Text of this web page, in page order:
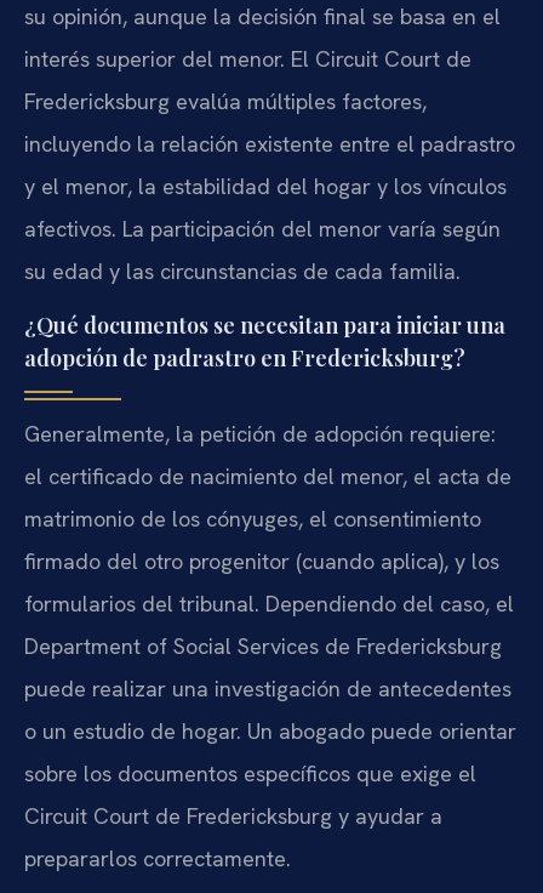
su opinión, aunque la decisión final se basa en el
interés superior del menor. El Circuit Court de
Fredericksburg evalúa múltiples factores,
incluyendo la relación existente entre el padrastro
y el menor, la estabilidad del hogar y los vínculos
afectivos. La participación del menor varía según
su edad y las circunstancias de cada familia.
¿Qué documentos se necesitan para iniciar una
adopción de padrastro en Fredericksburg?
Generalmente, la petición de adopción requiere:
el certificado de nacimiento del menor, el acta de
matrimonio de los cónyuges, el consentimiento
firmado del otro progenitor (cuando aplica), y los
formularios del tribunal. Dependiendo del caso, el
Department of Social Services de Fredericksburg
puede realizar una investigación de antecedentes
o un estudio de hogar. Un abogado puede orientar
sobre los documentos específicos que exige el
Circuit Court de Fredericksburg y ayudar a
prepararlos correctamente.